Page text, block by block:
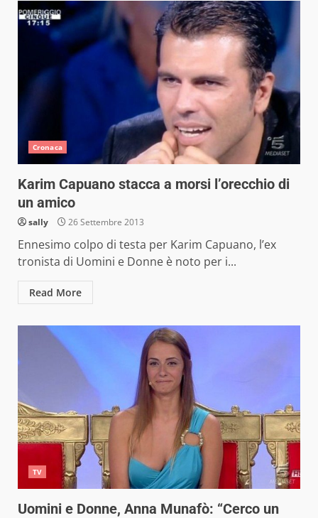
Cronaca
Karim Capuano stacca a morsi l’orecchio di
un amico
sally 26 Settembre 2013
Ennesimo colpo di testa per Karim Capuano, l’ex
tronista di Uomini e Donne è noto per i...
Read More
TV
Uomini e Donne, Anna Munafò: “Cerco un